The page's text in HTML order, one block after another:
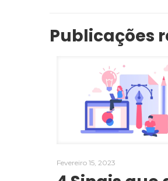
Publicações
Fevereiro 15, 2023